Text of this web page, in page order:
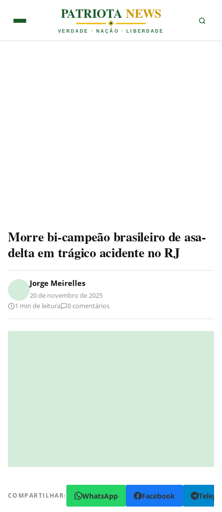
PATRIOTANEWS
VERDADE · NAÇÃO · LIBERDADE
Morre bi-campeão brasileiro de asa-
delta em trágico acidente no RJ
Jorge Meirelles
20 de novembro de 2025
1 min de leitura
0 comentários
COMPARTILHAR: WhatsApp Facebook